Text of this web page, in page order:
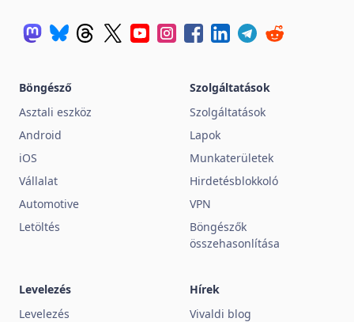
Böngésző
Asztali eszköz
Android
iOS
Vállalat
Automotive
Letöltés
Szolgáltatások
Szolgáltatások
Lapok
Munkaterületek
Hirdetésblokkoló
VPN
Böngészők
összehasonlítása
Levelezés
Levelezés
Hírek
Vivaldi blog